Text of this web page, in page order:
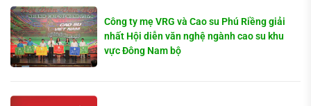
Công ty mẹ VRG và Cao su Phú Riềng giải
nhất Hội diễn văn nghệ ngành cao su khu
vực Đông Nam bộ